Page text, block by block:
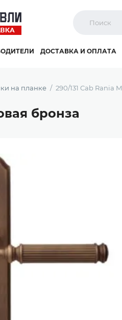
ДОСТАВКА И ОПЛАТА
на планке 290/131 Cab Rania
бронза